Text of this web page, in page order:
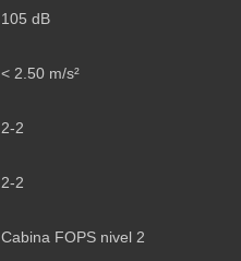
105 dB
< 2.50 m/s²
2-2
2-2
Cabina FOPS nivel 2